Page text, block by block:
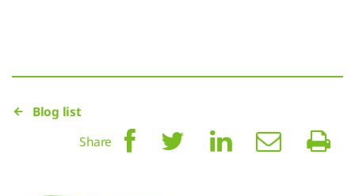
Blog list
Share